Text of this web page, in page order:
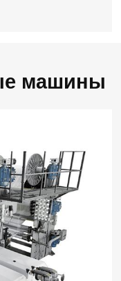
машины